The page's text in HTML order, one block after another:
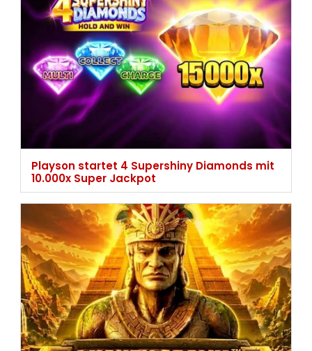
Playson startet 4 Supershiny Diamonds mit
10.000x Super Jackpot